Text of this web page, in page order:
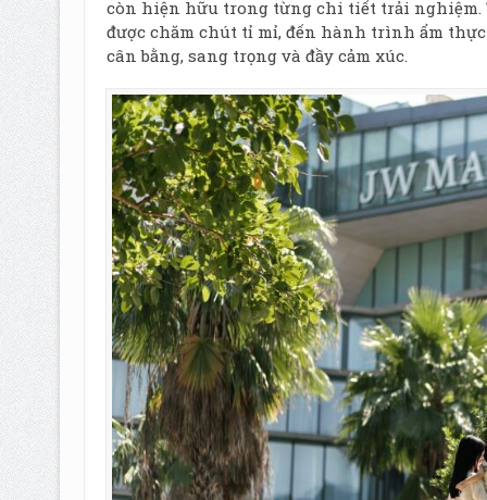
còn hiện hữu trong từng chi tiết trải nghiệm.
được chăm chút tỉ mỉ, đến hành trình ẩm
cân bằng, sang trọng và đầy cảm xúc.